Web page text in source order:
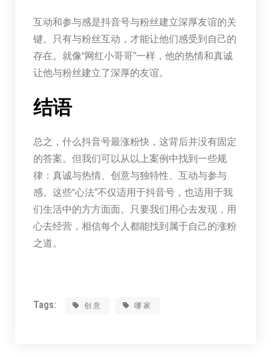
互动和参与感是抖音号与粉丝建立深厚友谊的关
键。只有与粉丝互动，才能让他们感受到自己的
存在。就像“网红小哥哥”一样，他的热情和真诚
让他与粉丝建立了深厚的友谊。
结语
总之，什么抖音号最涨粉快，这背后并没有固定
的答案。但我们可以从以上案例中找到一些规
律：真诚与热情、创意与独特性、互动与参与
感。这些“心法”不仅适用于抖音号，也适用于我
们生活中的方方面面。只要我们用心去发现，用
心去经营，相信每个人都能找到属于自己的涨粉
之道。
Tags: 创意 哪家